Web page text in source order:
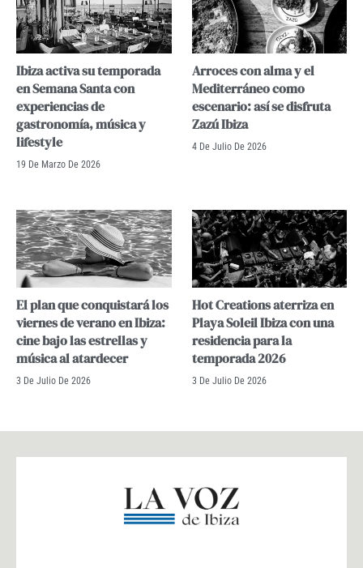
Ibiza activa su temporada
en Semana Santa con
experiencias de
gastronomía, música y
lifestyle
19 De Marzo De 2026
Arroces con alma y el
Mediterráneo como
escenario: así se disfruta
Zazú Ibiza
4 De Julio De 2026
El plan que conquistará los
viernes de verano en Ibiza:
cine bajo las estrellas y
música al atardecer
3 De Julio De 2026
Hot Creations aterriza en
Playa Soleil Ibiza con una
residencia para la
temporada 2026
3 De Julio De 2026